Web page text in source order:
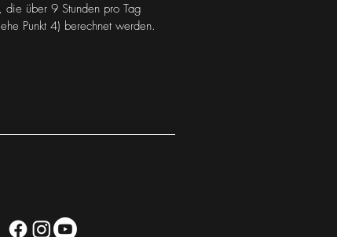
über 9 Stunden pro Tag
Punkt 4) berechnet werden.